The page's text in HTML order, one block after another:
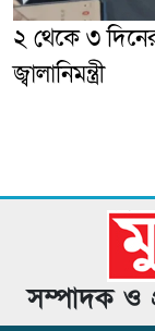
২ থেকে ৩
জ্বালানিমন্ত্রী
সম্পাদক ও